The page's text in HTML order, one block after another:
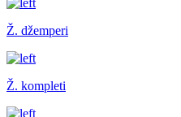
Ž. džemperi
Ž. kompleti